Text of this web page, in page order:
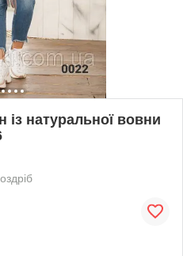
із натуральної вовни